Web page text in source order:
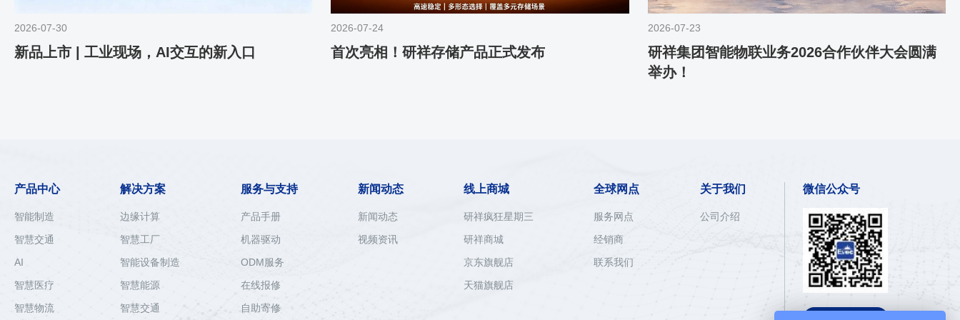
2026-07-30
新品上市 | 工业现场，AI交互的新入口
2026-07-24
首次亮相！研祥存储产品正式发布
2026-07-23
研祥集团智能物联业务2026合作伙伴大会圆满
举办！
产品中心
智能制造
智慧交通
AI
智慧医疗
智慧物流
解决方案
边缘计算
智慧工厂
智能设备制造
智慧能源
智慧交通
服务与支持
产品手册
机器驱动
ODM服务
在线报修
自助寄修
新闻动态
新闻动态
视频资讯
线上商城
研祥疯狂星期三
研祥商城
京东旗舰店
天猫旗舰店
全球网点
服务网点
经销商
联系我们
关于我们
公司介绍
微信公众号